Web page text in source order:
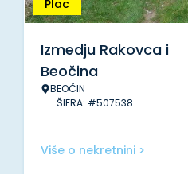
Plac
Izmedju Rakovca i
Beočina
BEOČIN
ŠIFRA: #507538
Više o nekretnini >